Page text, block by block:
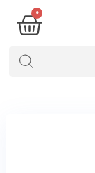
۰